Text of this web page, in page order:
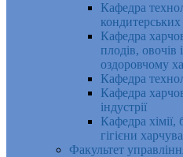
Кафедра
кондитерських
Кафедра
плодів, овочів
оздоровчому
Кафедра
Кафедра
індустрії
Кафедра хімії,
гігієни
Факультет